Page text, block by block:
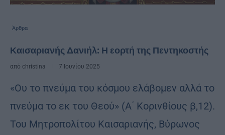
Άρθρα
Καισαριανής Δανιήλ: Η εορτή της Πεντηκοστής
από christina 7 Ιουνίου 2025
«Ου το πνεύμα του κόσμου ελάβομεν αλλά το
πνεύμα το εκ του Θεού» (Α΄ Κορινθίους β,12).
Του Μητροπολίτου Καισαριανής, Βύρωνος